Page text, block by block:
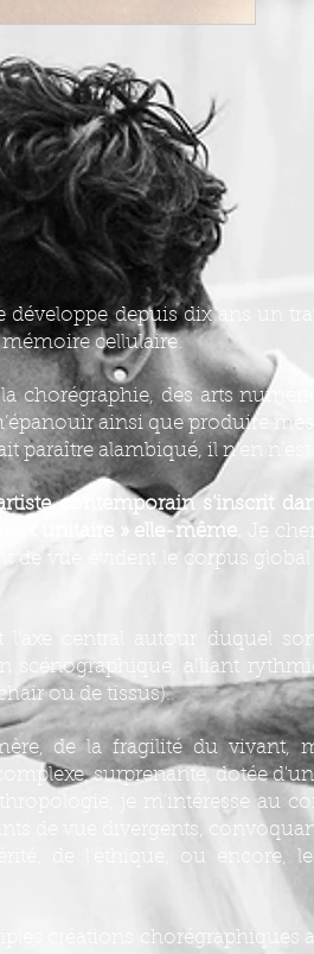
développe depuis dix ans un
mémoire cellulaire.
la chorégraphie, des arts
ainsi que produire mes
paraître alambiqué, il n’en n’est
contemporain s’inscrit
« unitaire » elle-même. Je
de vue évident le corpus
l'axe central autour duquel
scénographique, alliant
ou de tissus).
de la fragilité du vivant,
surprenante, dotée
je m’intéresse au
de vue divergents,
de l’éthique, ou encore,
créations